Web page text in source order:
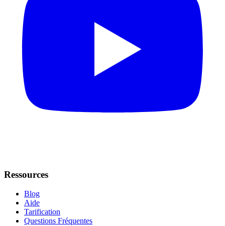
Ressources
Blog
Aide
Tarification
Questions Fréquentes